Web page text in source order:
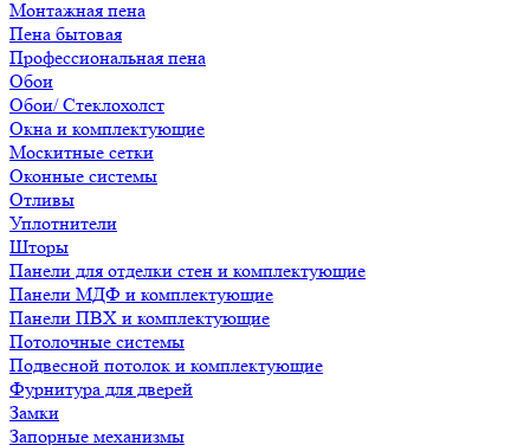
Монтажная пена
Пена бытовая
Профессиональная пена
Обои
Обои/ Стеклохолст
Окна и комплектующие
Москитные сетки
Оконные системы
Отливы
Уплотнители
Шторы
Панели для отделки стен и комплектующие
Панели МДФ и комплектующие
Панели ПВХ и комплектующие
Потолочные системы
Подвесной потолок и комплектующие
Фурнитура для дверей
Замки
Запорные механизмы